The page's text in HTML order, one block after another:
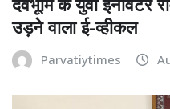
उड़ने वाला ई-व्हीकल
Parvatiytimes